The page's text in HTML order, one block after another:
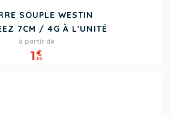
SOUPLE WESTIN
7CM / 4G À L'UNITÉ
Prix
à partir de
1€
30